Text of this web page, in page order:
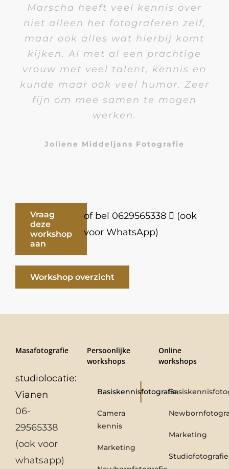
Marscha heeft veel kennis over
niet alleen het fotograferen zelf,
maar ook alles wat hierbij komt
kijken. Al met al een prachtige
vrouw met veel talent, kennis en
kunde maar ook veel humor. Zeer
fijn om mee samen te mogen
werken.
Joliene Middeljans Fotografie
Vraag
deze
workshop
aan
of bel 0629565338
(ook
voor WhatsApp)
Workshop overzicht
Masafotografie
studiolocatie:
Vianen
06-
29565338
(ook voor
whatsapp)
Persoonlijke
workshops
Basiskennisfotografie
Camera
kennis
Marketing
Online
workshops
Marketing
Studiofotografie